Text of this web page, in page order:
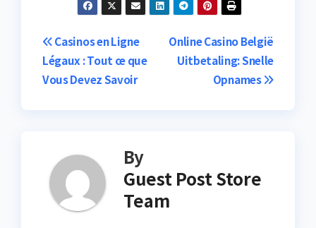
Post
navigation
Online Casino België
Uitbetaling: Snelle
Opnames
Casinos en Ligne
Légaux : Tout ce que
Vous Devez Savoir
By
Guest Post Store
Team